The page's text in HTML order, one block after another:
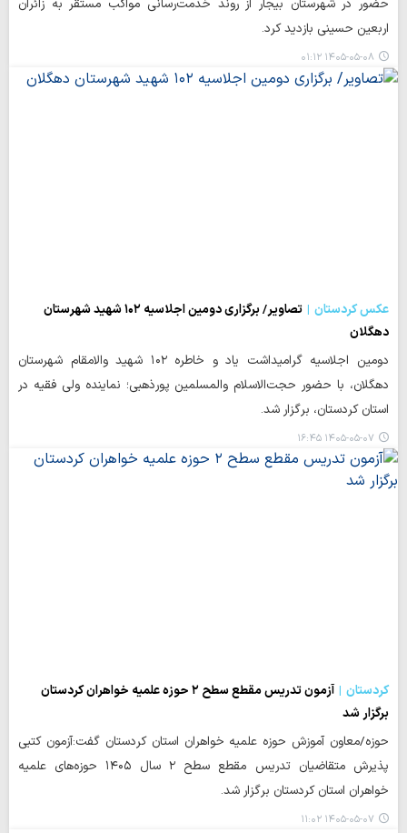
حضور در شهرستان بیجار از روند خدمت‌رسانی مواکب مستقر به زائران
اربعین حسینی بازدید کرد.
۱۴۰۵-۰۵-۰۸ ۰۱:۱۲
عکس کردستان
تصاویر/ برگزاری دومین اجلاسیه ۱۰۲ شهید شهرستان
دهگلان
دومین اجلاسیه گرامیداشت یاد و خاطره ۱۰۲ شهید والامقام شهرستان
دهگلان، با حضور حجت‌الاسلام والمسلمین پورذهبی؛ نماینده ولی فقیه در
استان کردستان، برگزار شد.
۱۴۰۵-۰۵-۰۷ ۱۶:۴۵
کردستان
آزمون تدریس مقطع سطح ۲ حوزه‌ علمیه خواهران کردستان
برگزار شد
حوزه/معاون آموزش حوزه علمیه خواهران استان کردستان گفت:آزمون کتبی
پذیرش متقاضیان تدریس مقطع سطح ۲ سال ۱۴۰۵ حوزه‌های علمیه
خواهران استان کردستان برگزار شد.
۱۴۰۵-۰۵-۰۷ ۱۱:۰۲